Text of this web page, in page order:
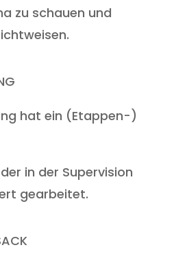
zu schauen und
hat ein (Etappen-)
in der Supervision
gearbeitet.